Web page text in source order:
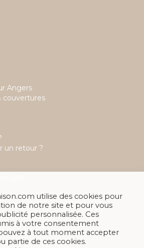
Angers
couvertures
un retour ?
utilise des cookies pour
de notre site et pour vous
personnalisée. Ces
à votre consentement
à tout moment accepter
partie de ces cookies.